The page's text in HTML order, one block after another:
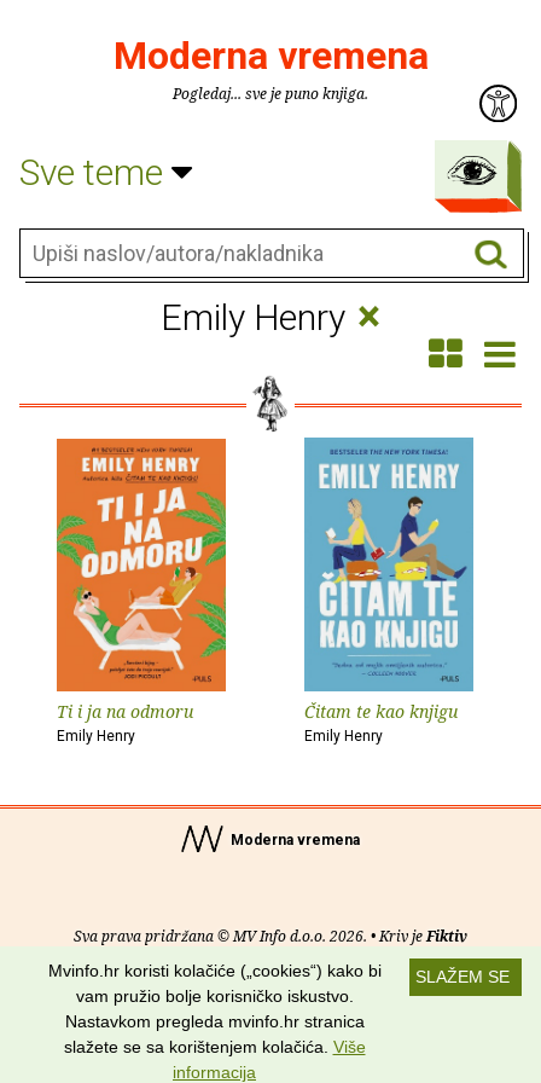
Moderna vremena
Pogledaj... sve je puno knjiga.
Sve teme
Emily Henry ×
Ti i ja na odmoru
Emily Henry
Čitam te kao knjigu
Emily Henry
Moderna vremena
Sva prava pridržana © MV Info d.o.o. 2026. • Kriv jeFiktiv
Uvjeti korištenja RSS kanali
Potraži nas na:
SLAŽEM SE
Mvinfo.hr koristi kolačiće („cookies“) kako bi
vam pružio bolje korisničko iskustvo.
Nastavkom pregleda mvinfo.hr stranica
slažete se sa korištenjem kolačića. Više
informacija